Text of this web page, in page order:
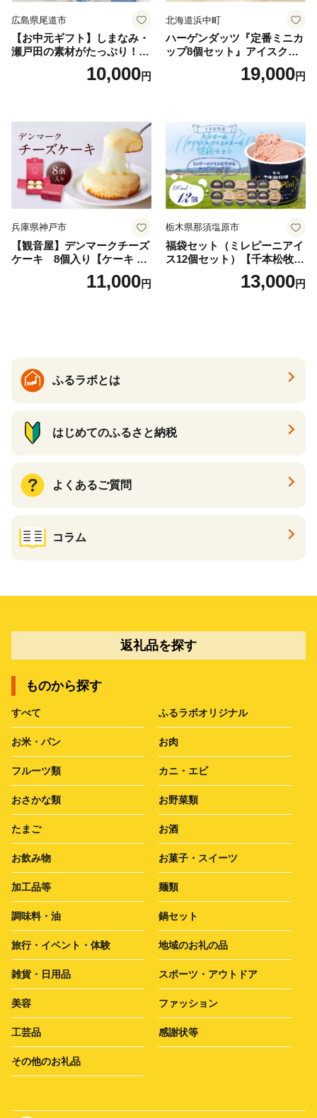
広島県尾道市
【お中元ギフト】しまなみ・
瀬戸田の素材がたっぷり！ジ
10,000円
北海道浜中町
ハーゲンダッツ『定番ミニカ
ップ8個セット』アイスクリ
ーム アイス スイーツ デザー
19,000円
兵庫県神戸市
【観音屋】デンマークチーズ
ケーキ 8個入り【ケーキ チ
ーズケーキ 人気スイーツ お
すすめスイーツ 神戸スイー
11,000円
栃木県那須塩原市
福袋セット（ミレピーニアイ
ス12個セット）【千本松牧
場】 ns025-014-12 【デザー
ト 詰め合わせ ギフト】
13,000円
ふるラボとは
はじめてのふるさと納税
よくあるご質問
コラム
返礼品を探す
ものから探す
すべて ふるラボオリジナル
お米・パン お肉
フルーツ類 カニ・エビ
おさかな類 お野菜類
たまご お酒
お飲み物 お菓子・スイーツ
加工品等 麺類
調味料・油 鍋セット
旅行・イベント・体験 地域のお礼の品
雑貨・日用品 スポーツ・アウトドア
美容 ファッション
工芸品 感謝状等
その他のお礼品